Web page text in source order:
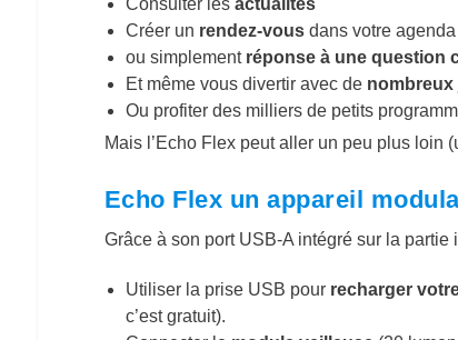
Consulter les actualités
Créer un rendez-vousdans votre agenda
ou simplement réponse à une question
Et même vous divertir avec de nombreux
Ou profiter des milliers de petits
Mais l’Echo Flex peut aller un peu plus loin
Echo Flex un appareil
Grâce à son port USB-A intégré sur la partie
Utiliser la prise USB pour recharger
c’est gratuit).